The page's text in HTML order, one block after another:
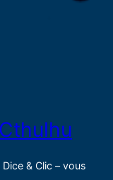
& Clic – vous